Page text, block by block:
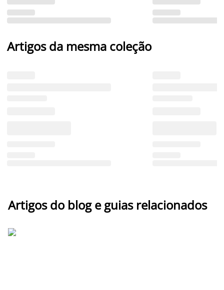
Artigos da mesma coleção
Artigos do blog e guias relacionados